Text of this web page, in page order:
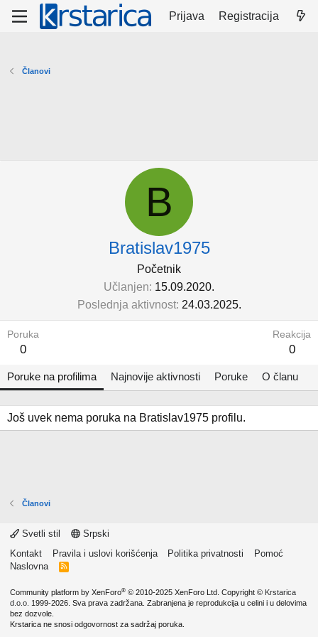
Prijava Registracija
Članovi
B
Bratislav1975
Početnik
Učlanjen 15.09.2020.
Poslednja aktivnost 24.03.2025.
Poruka
0
Reakcija
0
Poruke na profilima Najnovije aktivnosti Poruke O članu
Još uvek nema poruka na Bratislav1975 profilu.
Članovi
Svetli stil
Srpski
Kontakt
Pravila i uslovi korišćenja Politika privatnosti
Pomoć
Naslovna
R
Community platform by XenForo® © 2010-2025 XenForo Ltd. Copyright © Krstarica
d.o.o. 1999-2026. Sva prava zadržana. Zabranjena je reprodukcija u celini i u delovima
bez dozvole.
Krstarica ne snosi odgovornost za sadržaj poruka.